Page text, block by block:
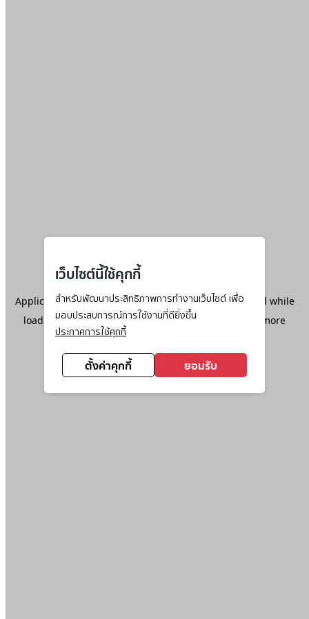
เว็บไซต์นี้ใช้คุกกี้
สำหรับพัฒนาประสิทธิภาพการทำงานเว็บไซต์ เพื่อ
มอบประสบการณ์การใช้งานที่ดียิ่งขึ้น
ประกาศการใช้คุกกี้
ตั้งค่าคุกกี้ ยอมรับ
Application error: aclient-side exception has occurred while
loadingwww.ktc.co.th(see the browser console
for more
information).